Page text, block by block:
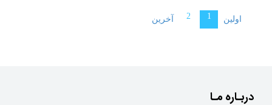
اولین 1
2 آخرین
دربـاره مـا